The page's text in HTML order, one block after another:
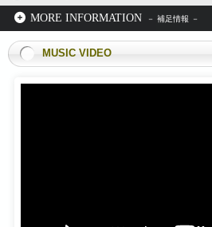
MORE INFORMATION
MUSIC VIDEO